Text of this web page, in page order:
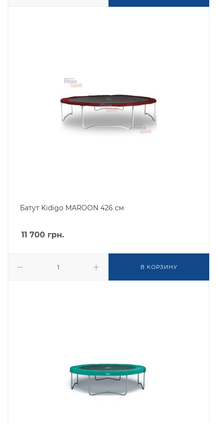
Батут Kidigo MAROON 426 см
11 700 грн.
В КОРЗИНУ